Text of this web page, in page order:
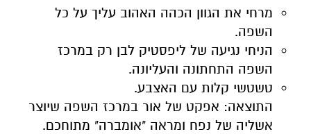
מרחי את הגוון הכהה האהוב עליך על כל
השפה.
הניחי נגיעה של ליפסטיק לבן רק במרכז
השפה התחתונה והעליונה.
טשטשי קלות עם האצבע.
התוצאה: אפקט של אור במרכז השפה שיוצר
אשליה של נפח ומראה "אומברה" מתוחכם.